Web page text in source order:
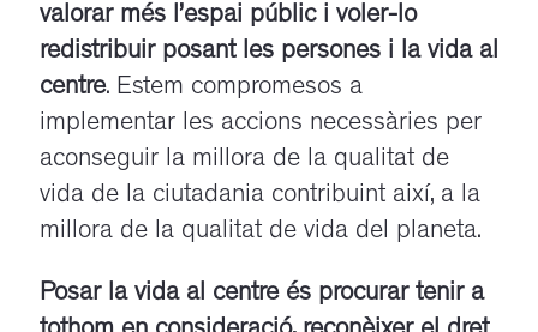
valorar més l’espai públic i voler-lo
redistribuir posant les persones i la vida al
centre. Estem compromesos a
implementar les accions necessàries per
aconseguir la millora de la qualitat de
vida de la ciutadania contribuint així, a la
millora de la qualitat de vida del planeta.
Posar la vida al centre és procurar tenir a